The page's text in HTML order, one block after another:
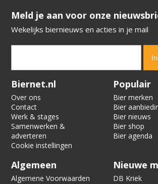
​​​​​​​Meld je aan voor onze
Wekelijks biernieuws en acties in je mail
Verification code:
Biernet.nl
Over ons
Contact
Werk & stages
Samenwerken &
adverteren
Cookie instellingen
Populair
Bier merken
Bier
Bier nieuws
Bier shop
Bier agenda
Algemeen
Algemene Voorwaarden
Nieuwe
DB Kriek